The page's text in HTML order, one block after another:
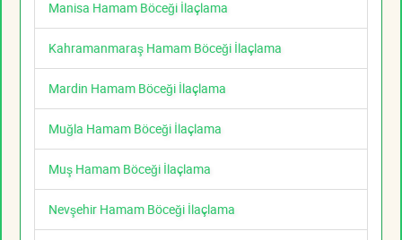
Manisa Hamam Böceği İlaçlama
Kahramanmaraş Hamam Böceği İlaçlama
Mardin Hamam Böceği İlaçlama
Muğla Hamam Böceği İlaçlama
Muş Hamam Böceği İlaçlama
Nevşehir Hamam Böceği İlaçlama